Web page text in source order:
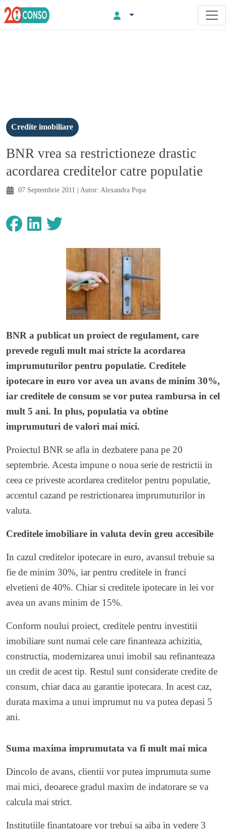
Credite imobiliare
BNR vrea sa restrictioneze drastic
acordarea creditelor catre populatie
07 Septembrie 2011 | Autor: Alexandra Popa
BNR a publicat un proiect de regulament, care
prevede reguli mult mai stricte la acordarea
imprumuturilor pentru populatie. Creditele
ipotecare in euro vor avea un avans de minim 30%,
iar creditele de consum se vor putea rambursa in cel
mult 5 ani. In plus, populatia va obtine
imprumuturi de valori mai mici.
Proiectul BNR se afla in dezbatere pana pe 20
septembrie. Acesta impune o noua serie de restrictii in
ceea ce priveste acordarea creditelor pentru populatie,
accentul cazand pe restrictionarea imprumuturilor in
valuta.
Creditele imobiliare in valuta devin greu accesibile
In cazul creditelor ipotecare in euro, avansul trebuie sa
fie de minim 30%, iar pentru creditele in franci
elvetieni de 40%. Chiar si creditele ipotecare in lei vor
avea un avans minim de 15%.
Conform noului proiect, creditele pentru investitii
imobiliare sunt numai cele care finanteaza achizitia,
constructia, modernizarea unui imobil sau refinanteaza
un credit de acest tip. Restul sunt considerate credite de
consum, chiar daca au garantie ipotecara. In acest caz,
durata maxima a unui imprumut nu va putea depasi 5
ani.
Suma maxima imprumutata va fi mult mai mica
Dincolo de avans, clientii vor putea imprumuta sume
mai mici, deoarece gradul maxim de indatorare se va
calcula mai strict.
Institutiile finantatoare vor trebui sa aiba in vedere 3